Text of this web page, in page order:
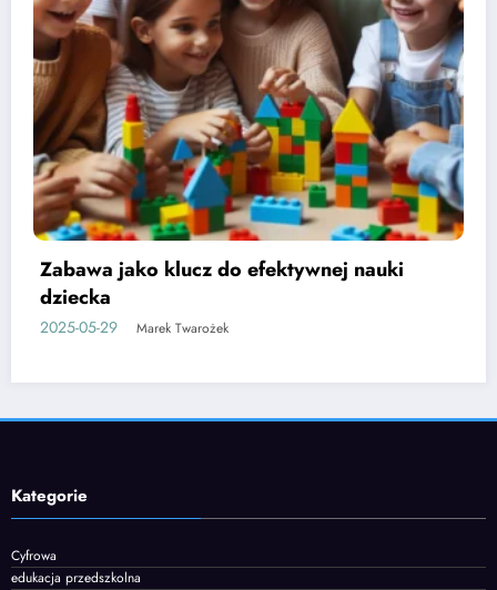
Etapy rozwoju mowy u dzieci i jak je
wspierać
2025-06-05 Marek Twarożek
Kategorie
Cyfrowa
edukacja przedszkolna